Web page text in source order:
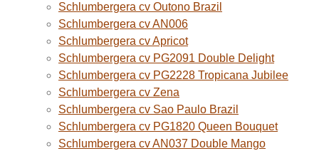
Schlumbergera cv Outono Brazil
Schlumbergera cv AN006
Schlumbergera cv Apricot
Schlumbergera cv PG2091 Double Delight
Schlumbergera cv PG2228 Tropicana Jubilee
Schlumbergera cv Zena
Schlumbergera cv Sao Paulo Brazil
Schlumbergera cv PG1820 Queen Bouquet
Schlumbergera cv AN037 Double Mango